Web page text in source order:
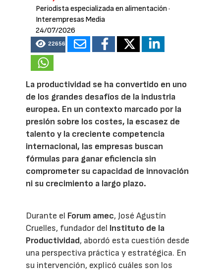
Periodista especializada en alimentación ·
Interempresas Media
24/07/2026
22656
La productividad se ha convertido en uno
de los grandes desafíos de la industria
europea. En un contexto marcado por la
presión sobre los costes, la escasez de
talento y la creciente competencia
internacional, las empresas buscan
fórmulas para ganar eficiencia sin
comprometer su capacidad de innovación
ni su crecimiento a largo plazo.
Durante el Forum amec, José Agustín
Cruelles, fundador del Instituto de la
Productividad, abordó esta cuestión desde
una perspectiva práctica y estratégica. En
su intervención, explicó cuáles son los